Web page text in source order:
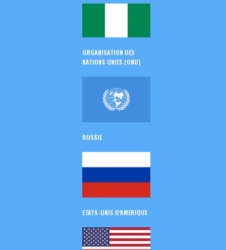
ORGANISATION DES
NATIONS UNIES (ONU)
RUSSIE
ETATS-UNIS D’AMERIQUE